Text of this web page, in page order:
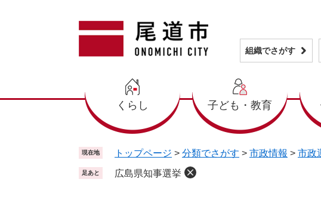
組織でさがす
くらし 子ども・教育
現在地 トップページ > 分類でさがす > 市政情報 > 市政
足あと 広島県知事選挙